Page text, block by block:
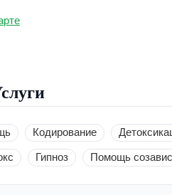
Кодирование
Гипноз Помощь